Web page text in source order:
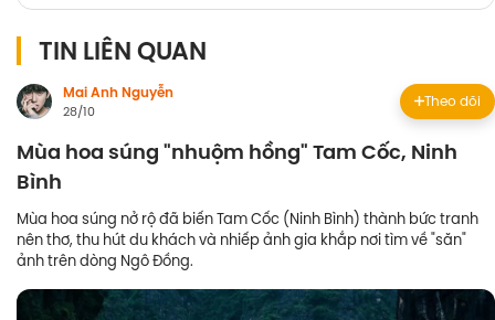
TIN LIÊN QUAN
Mai Anh Nguyễn
28/10
Theo dõi
Mùa hoa súng "nhuộm hồng" Tam Cốc, Ninh
Bình
Mùa hoa súng nở rộ đã biến Tam Cốc (Ninh Bình) thành bức tranh
nên thơ, thu hút du khách và nhiếp ảnh gia khắp nơi tìm về "săn"
ảnh trên dòng Ngô Đồng.